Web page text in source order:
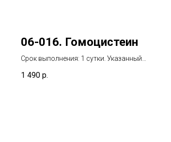
06-016. Гомоцистеин
Срок выполнения: 1 сутки. Указанный
биоматериала
1 490 р.